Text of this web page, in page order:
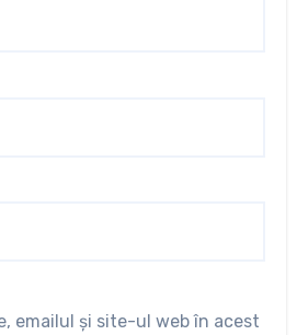
emailul și site-ul web în acest